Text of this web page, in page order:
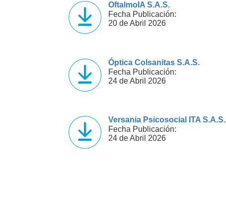
OftalmoIA S.A.S.
Fecha Publicación:
20 de Abril 2026
Óptica Colsanitas S.A.S.
Fecha Publicación:
24 de Abril 2026
Versania Psicosocial ITA S.A.S.
Fecha Publicación:
24 de Abril 2026